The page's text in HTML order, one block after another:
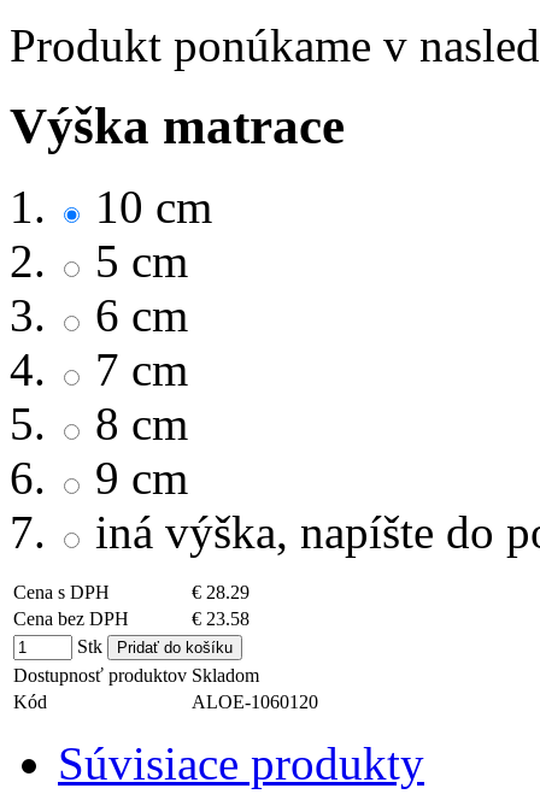
Produkt ponúkame v
Výška matrace
10 cm
5 cm
6 cm
7 cm
8 cm
9 cm
iná výška, napíšte do
Cena s DPH
€ 28.29
Cena bez DPH
€ 23.58
Stk
Dostupnosť produktov Skladom
Kód
ALOE-1060120
Súvisiace produkty